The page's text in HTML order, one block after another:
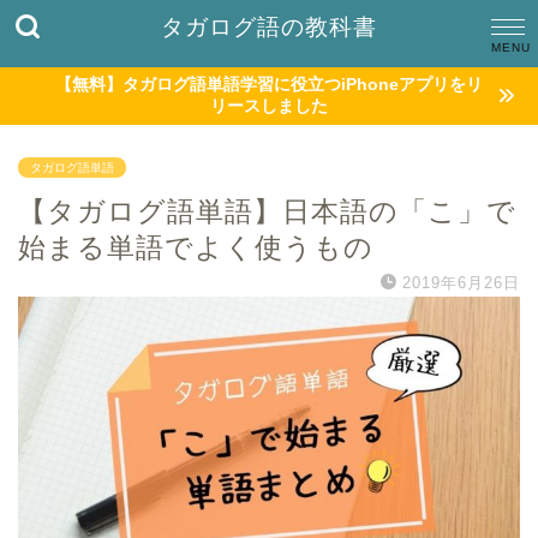
タガログ語の教科書
【無料】タガログ語単語学習に役立つiPhoneアプリをリ
リースしました
タガログ語単語
【タガログ語単語】日本語の「こ」で
始まる単語でよく使うもの
2019年6月26日